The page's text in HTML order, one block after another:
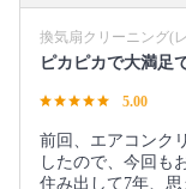
換気扇クリーニング(
ピカピカで大満足
5.00
前回、エアコンク
したので、今回も
住み出して7年、思